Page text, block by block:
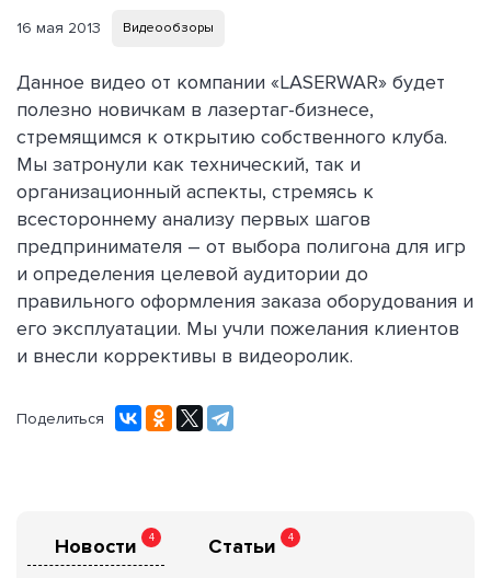
16 мая 2013 Видеообзоры
Данное видео от компании «LASERWAR» будет
полезно новичкам в лазертаг-бизнесе,
стремящимся к открытию собственного клуба.
Мы затронули как технический, так и
организационный аспекты, стремясь к
всестороннему анализу первых шагов
предпринимателя – от выбора полигона для игр
и определения целевой аудитории до
правильного оформления заказа оборудования и
его эксплуатации. Мы учли пожелания клиентов
и внесли коррективы в видеоролик.
Поделиться
Новости 4 Статьи 4